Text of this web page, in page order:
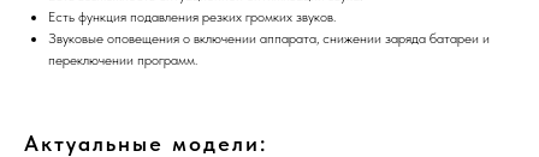
Есть функция подавления резких громких звуков.
Звуковые оповещения о включении аппарата, снижении заряда батареи и
переключении программ.
Актуальные модели: